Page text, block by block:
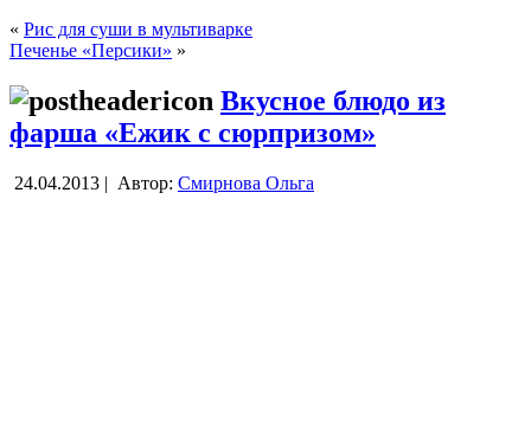
« Рис для суши в мультиварке
Печенье «Персики» »
Вкусное блюдо из
фарша «Ежик с сюрпризом»
24.04.2013 | Автор: Смирнова Ольга